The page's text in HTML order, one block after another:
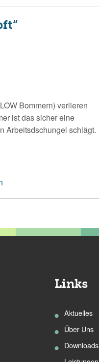
Bommern) verlieren
ist das sicher eine
Arbeitsdschungel schlägt.
Links
Aktuelles
Über Uns
Downloads